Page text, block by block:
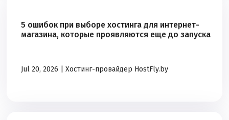
5 ошибок при выборе хостинга для интернет-
магазина, которые проявляются еще до запуска
Jul 20, 2026 | Хостинг-провайдер HostFly.by